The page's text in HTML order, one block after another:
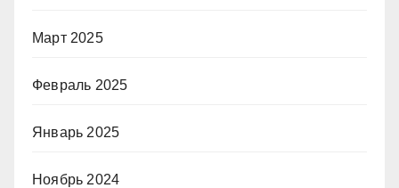
Март 2025
Февраль 2025
Январь 2025
Ноябрь 2024